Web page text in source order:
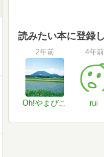
読みたい本に登録
2年前
Oh!やまびこ
4年前
rui